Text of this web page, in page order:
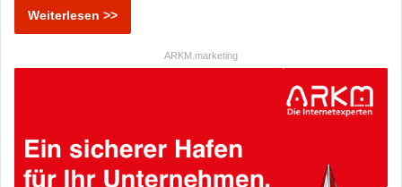
Weiterlesen >>
ARKM.marketing